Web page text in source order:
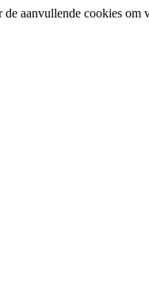
aanvullende cookies